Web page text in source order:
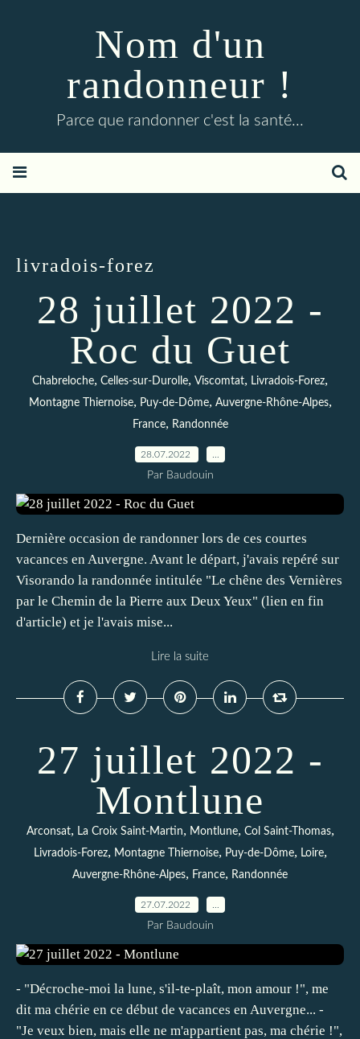
Nom d'un
randonneur !
Parce que randonner c'est la santé...
livradois-forez
28 juillet 2022 -
Roc du Guet
Chabreloche, Celles-sur-Durolle, Viscomtat, Livradois-Forez,
Montagne Thiernoise, Puy-de-Dôme, Auvergne-Rhône-Alpes,
France, Randonnée
28.07.2022
Par Baudouin
Dernière occasion de randonner lors de ces courtes
vacances en Auvergne. Avant le départ, j'avais repéré sur
Visorando la randonnée intitulée "Le chêne des Vernières
par le Chemin de la Pierre aux Deux Yeux" (lien en fin
d'article) et je l'avais mise...
Lire la suite
27 juillet 2022 -
Montlune
Arconsat, La Croix Saint-Martin, Montlune, Col Saint-Thomas,
Livradois-Forez, Montagne Thiernoise, Puy-de-Dôme, Loire,
Auvergne-Rhône-Alpes, France, Randonnée
27.07.2022
Par Baudouin
- "Décroche-moi la lune, s'il-te-plaît, mon amour !", me
dit ma chérie en ce début de vacances en Auvergne... -
"Je veux bien, mais elle ne m'appartient pas, ma chérie !",